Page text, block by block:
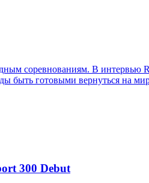
соревнованиям. В интервью
быть готовыми вернуться на
300 Debut